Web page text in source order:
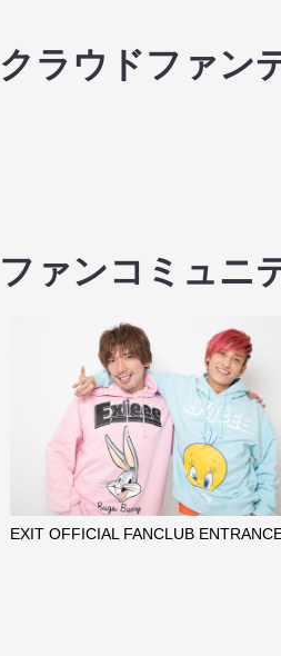
クラウドファン
ファンコミュニ
EXIT OFFICIAL FANCLUB